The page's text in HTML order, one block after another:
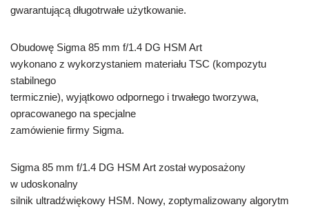
gwarantującą długotrwałe użytkowanie.
Obudowę Sigma 85 mm f/1.4 DG HSM Art
wykonano z wykorzystaniem materiału TSC (kompozytu
stabilnego
termicznie), wyjątkowo odpornego i trwałego tworzywa,
opracowanego na specjalne
zamówienie firmy Sigma.
Sigma 85 mm f/1.4 DG HSM Art został wyposażony
w udoskonalny
silnik ultradźwiękowy HSM. Nowy, zoptymalizowany algorytm